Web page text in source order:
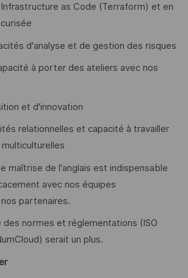
as Code (Terraform) et en
d'analyse et de gestion des risques
à porter des ateliers avec nos
et d'innovation
relationnelles et capacité à travailler
maîtrise de l'anglais est indispensable
avec nos équipes
partenaires.
des normes et réglementations (ISO
serait un plus.